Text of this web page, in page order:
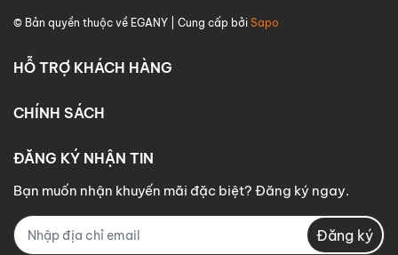
© Bản quyền thuộc về EGANY | Cung cấp bởi Sapo
HỖ TRỢ KHÁCH HÀNG
CHÍNH SÁCH
ĐĂNG KÝ NHẬN TIN
Bạn muốn nhận khuyến mãi đặc biệt? Đăng ký ngay.
Đăng ký